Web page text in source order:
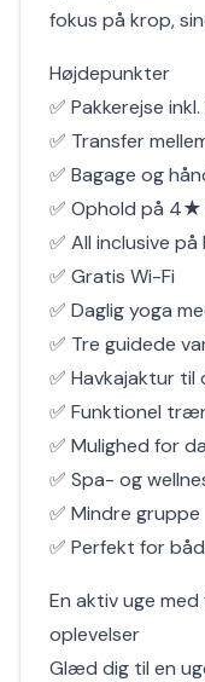
fokus på krop,
Højdepunkter
✅ Pakkerejse
✅ Transfer
✅ Bagage og
✅ Ophold på 4★
✅ All inclusive
✅ Gratis Wi-Fi
✅ Daglig yoga
✅ Tre guidede
✅ Havkajaktur
✅ Funktionel
✅ Mulighed for
✅ Spa- og
✅ Mindre gruppe
✅ Perfekt for
En aktiv uge
oplevelser
Glæd dig til en